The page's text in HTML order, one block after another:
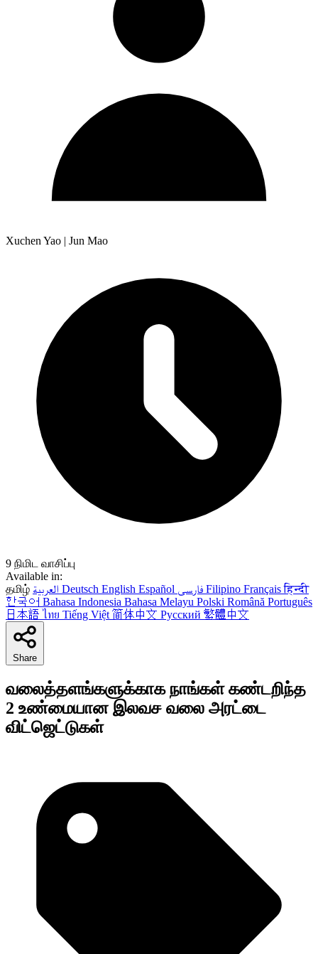
Xuchen Yao | Jun Mao
9 நிமிட வாசிப்பு
Available in:
தமிழ்
Deutsch English Español Filipino Françaisहिन्दी
한국어 Bahasa Indonesia Bahasa Melayu Polski Română Português
日本語 ไทย Tiếng Việt 简体中文 Русский 繁體中文
Share
வலைத்தளங்களுக்காக நாங்கள் கண்டறிந்த
2 உண்மையான இலவச வலை அரட்டை
விட்ஜெட்டுகள்